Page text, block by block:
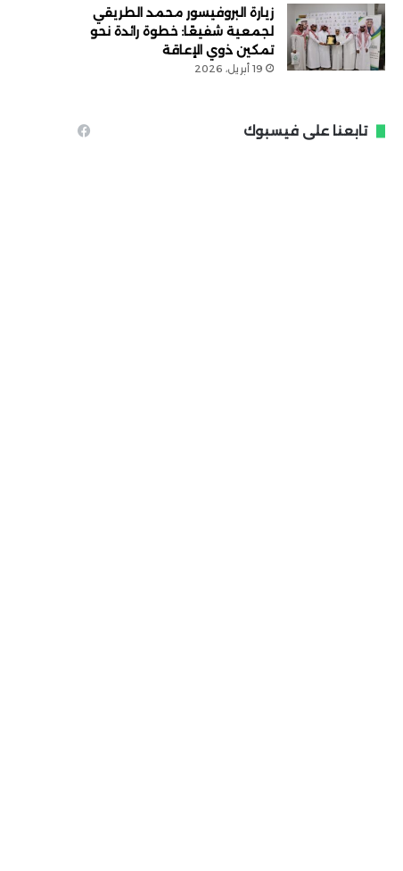
زيارة البروفيسور محمد الطريقي
لجمعية شفيعًا: خطوة رائدة نحو
تمكين ذوي الإعاقة
19 أبريل، 2026
تابعنا على فيسبوك